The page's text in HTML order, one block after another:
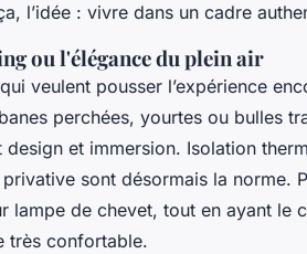
l’idée : vivre dans un cadre
ou l'élégance du plein air
veulent pousser l’expérience
perchées, yourtes ou bulles
design et immersion. Isolation
privative sont désormais la norme.
lampe de chevet, tout en ayant le
très confortable.